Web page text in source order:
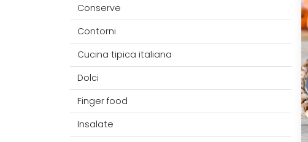
Conserve
Contorni
Cucina tipica italiana
Dolci
Finger food
Insalate